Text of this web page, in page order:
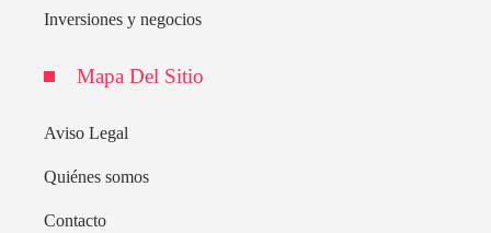
Inversiones y negocios
Mapa Del Sitio
Aviso Legal
Quiénes somos
Contacto